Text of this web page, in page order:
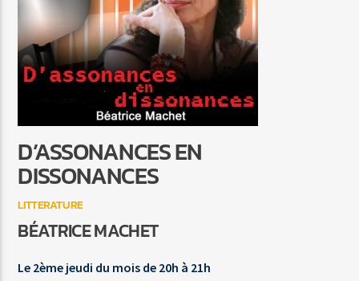
LOVELY DAY
BILL WITHERS
Agora Côte d’Azur
Agora Menton/Monaco
D’ASSONANCES EN
DISSONANCES
LITTERATURE
BÉATRICE MACHET
Le 2ème jeudi du mois de 20h à 21h